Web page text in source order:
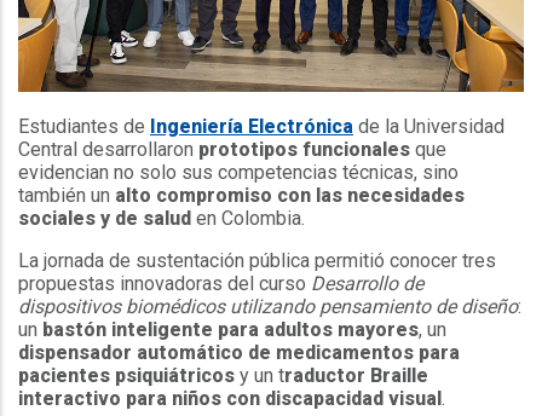
Estudiantes de Ingeniería Electrónica de la Universidad
Central desarrollaron prototipos funcionales que
evidencian no solo sus competencias técnicas, sino
también un alto compromiso con las necesidades
sociales y de salud en Colombia.
La jornada de sustentación pública permitió conocer tres
propuestas innovadoras del curso Desarrollo de
dispositivos biomédicos utilizando pensamiento de diseño:
un bastón inteligente para adultos mayores, un
dispensador automático de medicamentos para
pacientes psiquiátricos y un traductor Braille
interactivo para niños con discapacidad visual .